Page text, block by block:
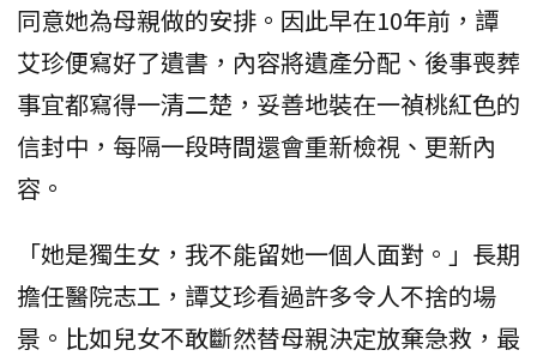
同意她為母親做的安排。因此早在10年前，譚
艾珍便寫好了遺書，內容將遺產分配、後事喪葬
事宜都寫得一清二楚，妥善地裝在一禎桃紅色的
信封中，每隔一段時間還會重新檢視、更新內
容。
「她是獨生女，我不能留她一個人面對。」長期
擔任醫院志工，譚艾珍看過許多令人不捨的場
景。比如兒女不敢斷然替母親決定放棄急救，最